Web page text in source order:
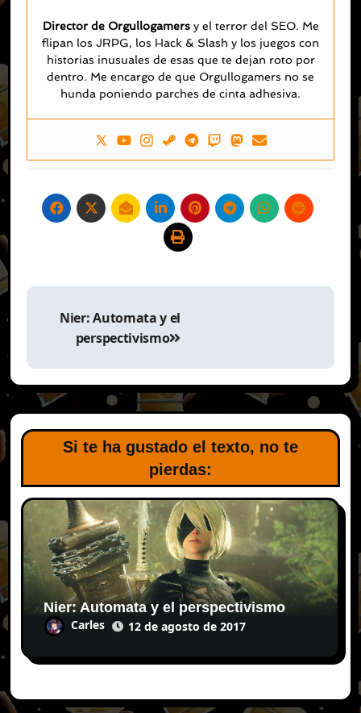
Director de Orgullogamersy el terror del SEO. Me
flipan los JRPG, los Hack & Slash y los juegos con
historias inusuales de esas que te dejan roto por
dentro. Me encargo de que Orgullogamers no se
hunda poniendo parches de cinta adhesiva.
Navegación
entradas
Nier: Automata y el
perspectivismo
Si te ha gustado el texto, no te
pierdas:
Nier: Automata y el perspectivismo
Carles 12 de agosto de 2017